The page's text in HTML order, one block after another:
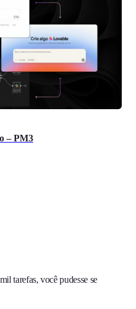
– PM3
tarefas, você pudesse se